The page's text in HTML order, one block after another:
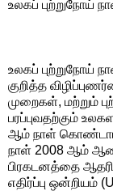
உலகப் புற்றுநோய்
உலகப் புற்றுநோய்
குறித்த
முறைகள், மற்றும்
பரப்புவதற்கும்
ஆம் நாள்
நாள் 2008 ஆம்
பிரகடனத்தை
எதிர்ப்பு ஒன்றியம்